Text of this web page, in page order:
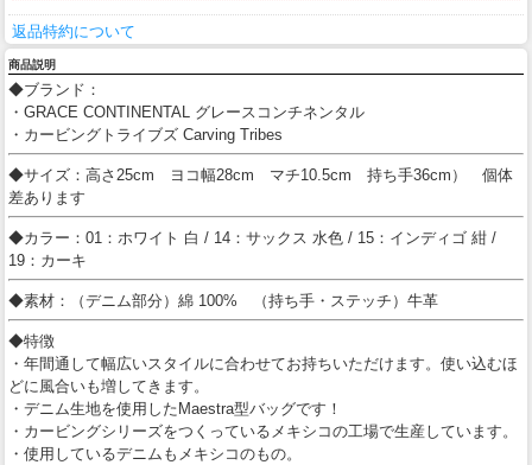
返品特約について
商品説明
◆ブランド：
・GRACE CONTINENTAL グレースコンチネンタル
・カービングトライブズ Carving Tribes
◆サイズ：高さ25cm ヨコ幅28cm マチ10.5cm 持ち手36cm） 個体
差あります
◆カラー：01：ホワイト 白 / 14：サックス 水色 / 15：インディゴ 紺 /
19：カーキ
◆素材：（デニム部分）綿 100% （持ち手・ステッチ）牛革
◆特徴
・年間通して幅広いスタイルに合わせてお持ちいただけます。使い込むほ
どに風合いも増してきます。
・デニム生地を使用したMaestra型バッグです！
・カービングシリーズをつくっているメキシコの工場で生産しています。
・使用しているデニムもメキシコのもの。